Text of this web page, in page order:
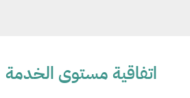
اتفاقية مستوى الخدمة